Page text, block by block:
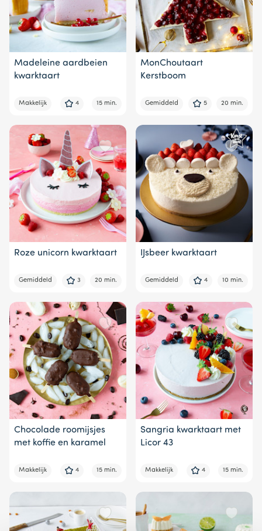
Madeleine aardbeien
kwarktaart
Makkelijk 4 15 min.
MonChoutaart
Kerstboom
Gemiddeld 5 20 min.
Roze unicorn kwarktaart
Gemiddeld 3 20 min.
IJsbeer kwarktaart
Gemiddeld 4 10 min.
Chocolade roomijsjes
met koffie en karamel
Makkelijk 4 15 min.
Sangria kwarktaart met
Licor 43
Makkelijk 4 15 min.